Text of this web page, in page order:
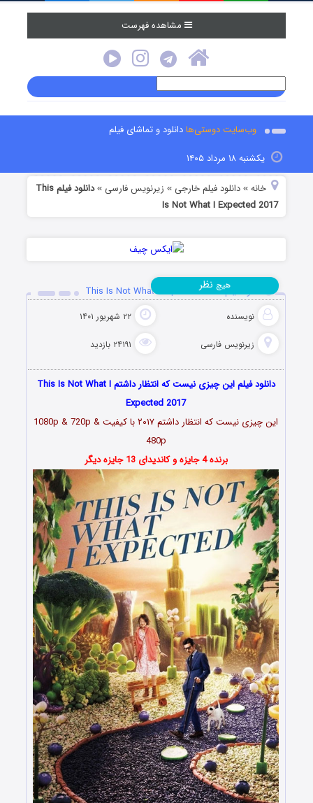
مشاهده فهرست
وب‌سایت دوستی‌هادانلود و تماشای فیلم
یکشنبه ۱۸ مرداد ۱۴۰۵
خانه »دانلود فیلم خارجی » زیرنویس فارسی »
دانلود فیلم This
Is Not What I Expected 2017
دانلود فیلم This Is Not What I Expected 2017
نویسنده ۲۲ شهریور ۱۴۰۱
زیرنویس فارسی ۲۴۱۹۱ بازدید
هیچ نظر
دانلود فیلم این چیزی نیست که انتظار داشتم This Is Not What I
Expected 2017
این چیزی نیست که انتظار داشتم ۲۰۱۷ با کیفیت 1080p & 720p &
480p
برنده 4 جایزه و کاندیدای 13 جایزه دیگر